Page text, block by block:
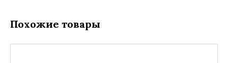
Похожие товары